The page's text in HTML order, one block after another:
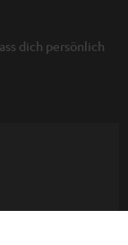
dich persönlich